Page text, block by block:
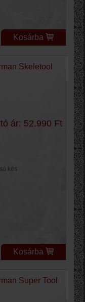
Kosárba
Skeletool
ár: 52.990 Ft
kés
Kosárba
Super Tool